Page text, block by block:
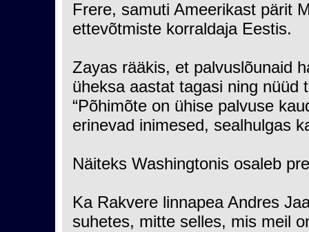
Frere, samuti Ameerikast pärit
ettevõtmiste korraldaja Eestis.
Zayas rääkis, et palvuslõunaid
üheksa aastat tagasi ning nüüd
“Põhimõte on ühise palvuse
erinevad inimesed, sealhulgas
Näiteks Washingtonis osaleb
Ka Rakvere linnapea Andres
suhetes, mitte selles, mis meil